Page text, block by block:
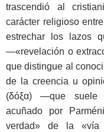
trascendió al
carácter religioso
estrechar los lazos
―«revelación o
que distingue al
de la creencia u
(δόξα) ―que suele
acuñado por
verdad» de la